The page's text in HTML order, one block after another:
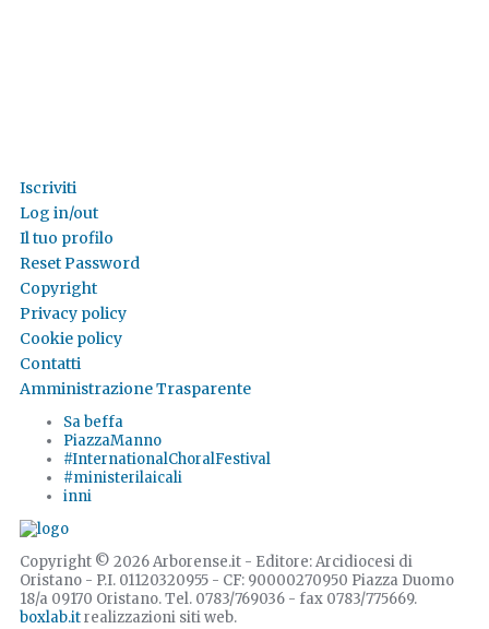
Iscriviti
Log in/out
Il tuo profilo
Reset Password
Copyright
Privacy policy
Cookie policy
Contatti
Amministrazione Trasparente
Sa beffa
PiazzaManno
#InternationalChoralFestival
#ministerilaicali
inni
Copyright © 2026 Arborense.it - Editore: Arcidiocesi di
Oristano - P.I. 01120320955 - CF: 90000270950 Piazza Duomo
18/a 09170 Oristano. Tel. 0783/769036 - fax 0783/775669.
boxlab.itrealizzazioni siti web.